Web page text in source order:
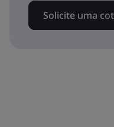
Solicite uma